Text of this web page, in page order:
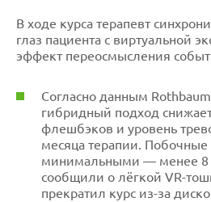
В ходе курса терапевт
глаз пациента с виртуальной
эффект переосмысления
Согласно данным
гибридный подход
флешбэков и уровень
месяца терапии.
минимальными — менее 8
сообщили о лёгкой VR-
прекратил курс из-за